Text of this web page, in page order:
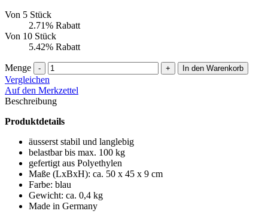
Von 5 Stück
2.71% Rabatt
Von 10 Stück
5.42% Rabatt
Menge - + In den Warenkorb
Vergleichen
Auf den Merkzettel
Beschreibung
Produktdetails
äusserst stabil und langlebig
belastbar bis max. 100 kg
gefertigt aus Polyethylen
Maße (LxBxH): ca. 50 x 45 x 9 cm
Farbe: blau
Gewicht: ca. 0,4 kg
Made in Germany